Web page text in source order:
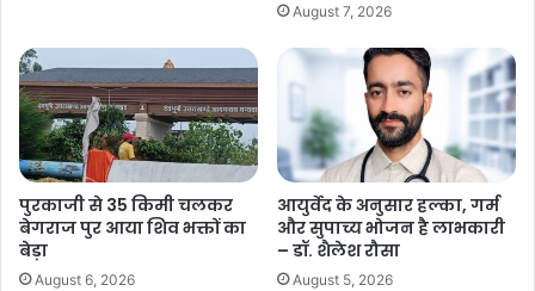
August 7, 2026
पुरकाजी से 35 किमी चलकर
बेगराज पुर आया शिव भक्तों का
बेड़ा
August 6, 2026
आयुर्वेद के अनुसार हल्का, गर्म
और सुपाच्य भोजन है लाभकारी
– डॉ. शैलेश रौसा
August 5, 2026